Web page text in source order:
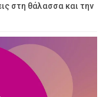
στη θάλασσα και την